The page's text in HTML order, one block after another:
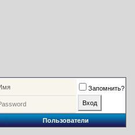
Запомнить?
Пользователи